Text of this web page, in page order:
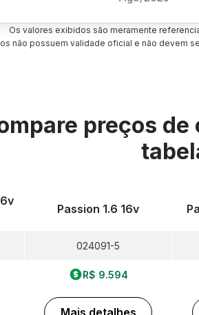
Os valores exibidos são meramente
não possuem validade oficial e não devem
preços
Passion 1.6 16v
024091-5
R$ 9.594
Mais detalhes